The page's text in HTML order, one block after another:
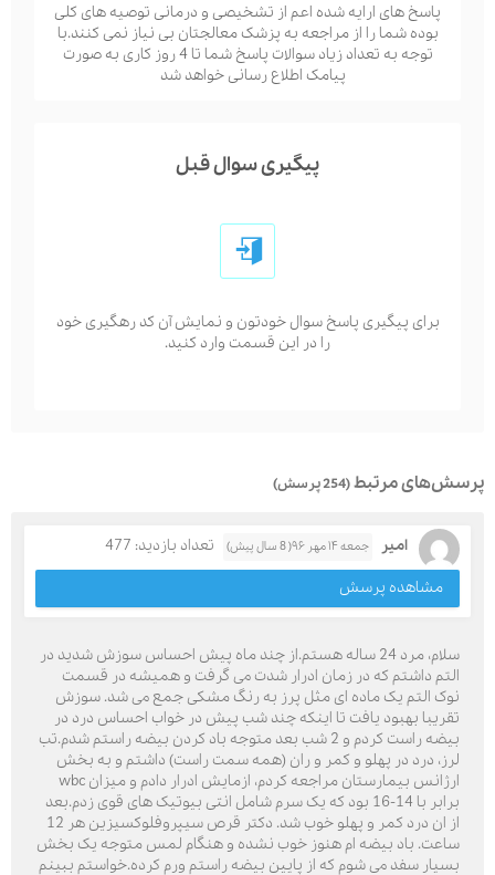
پاسخ های ارایه شده اعم از تشخیصی و درمانی توصیه های کلی
بوده شما را از مراجعه به پزشک معالجتان بی نیاز نمی کنند.با
توجه به تعداد زیاد سوالات پاسخ شما تا 4 روز کاری به صورت
پیامک اطلاع رسانی خواهد شد
پیگیری سوال قبل
برای پیگیری پاسخ سوال خودتون و نمایش آن کد رهگیری خود
را در این قسمت وارد کنید.
پرسش‌های مرتبط(254 پرسش)
امیر جمعه ۱۴ مهر ۹۶( 8 سال پیش)
تعداد بازدید: 477
مشاهده پرسش
سلام، مرد 24 ساله هستم.از چند ماه پیش احساس سوزش شدید در
التم داشتم که در زمان ادرار شدت می گرفت و همیشه در قسمت
نوک التم یک ماده ای مثل پرز به رنگ مشکی جمع می شد. سوزش
تقریبا بهبود یافت تا اینکه چند شب پیش در خواب احساس درد در
بیضه راست کردم و 2 شب بعد متوجه باد کردن بیضه راستم شدم.تب
لرز، درد در پهلو و کمر و ران (همه سمت راست) داشتم و به بخش
ارژانس بیمارستان مراجعه کردم، ازمایش ادرار دادم و میزان wbc
برابر با 14-16 بود که یک سرم شامل انتی بیوتیک های قوی زدم.بعد
از ان درد کمر و پهلو خوب شد. دکتر قرص سیپروفلوکسیزین هر 12
ساعت. باد بیضه ام هنوز خوب نشده و هنگام لمس متوجه یک بخش
بسیار سفد می شوم که از پایین بیضه راستم ورم کرده.خواستم ببینم